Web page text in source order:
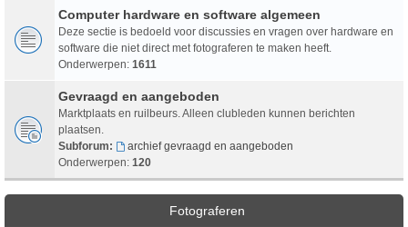
Computer hardware en software algemeen
Deze sectie is bedoeld voor discussies en vragen over hardware en
software die niet direct met fotograferen te maken heeft.
Onderwerpen: 1611
Gevraagd en aangeboden
Marktplaats en ruilbeurs. Alleen clubleden kunnen berichten
plaatsen.
Subforum:
archief gevraagd en aangeboden
Onderwerpen: 120
Fotograferen